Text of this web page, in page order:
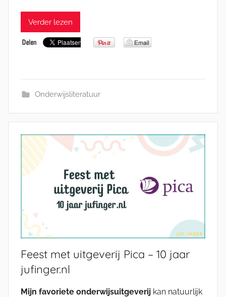
Verder lezen
Onderwijsliteratuur
Feest met uitgeverij Pica – 10 jaar
jufinger.nl
Mijn favoriete onderwijsuitgeverij kan natuurlijk